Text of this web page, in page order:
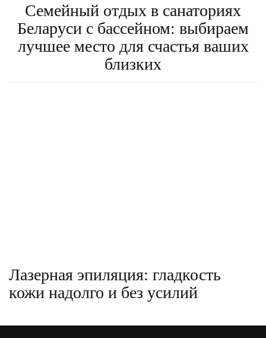
Семейный отдых в санаториях
Беларуси с бассейном: выбираем
лучшее место для счастья ваших
близких
Лазерная эпиляция: гладкость
кожи надолго и без усилий